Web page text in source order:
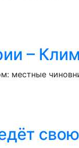
–
местные